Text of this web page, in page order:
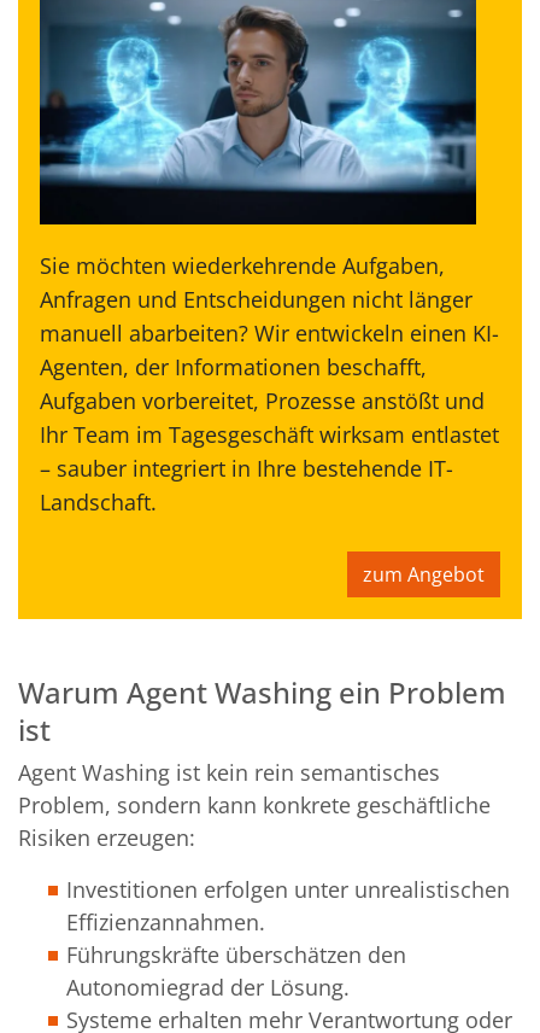
Sie möchten wiederkehrende Aufgaben,
Anfragen und Entscheidungen nicht länger
manuell abarbeiten? Wir entwickeln einen KI-
Agenten, der Informationen beschafft,
Aufgaben vorbereitet, Prozesse anstößt und
Ihr Team im Tagesgeschäft wirksam entlastet
– sauber integriert in Ihre bestehende IT-
Landschaft.
zum Angebot
Warum Agent Washing ein Problem
ist
Agent Washing ist kein rein semantisches
Problem, sondern kann konkrete geschäftliche
Risiken erzeugen:
Investitionen erfolgen unter unrealistischen
Effizienzannahmen.
Führungskräfte überschätzen den
Autonomiegrad der Lösung.
Systeme erhalten mehr Verantwortung oder